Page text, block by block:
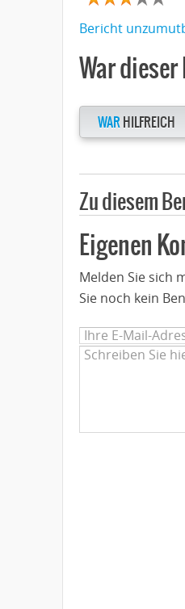
Bericht
War
WAR HILFREICH
Zu diesem
Eigenen
Melden Sie sich
Sie noch kein